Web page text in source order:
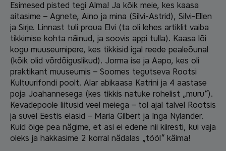
Esimesed pisted tegi Alma! Ja kõik meie, kes kaasa
aitasime – Agnete, Aino ja mina (Silvi-Astrid), Silvi-Ellen
ja Sirje. Linnast tuli proua Elvi (ta oli lehes artiklit vaiba
tikkimise kohta näinud, ja soovis appi tulla). Kaasa lõi
kogu muuseumipere, kes tikkisid igal reede pealeõunal
(kõik olid võrdõiguslikud). Jorma ise ja Aapo, kes oli
praktikant muuseumis – Soomes tegutseva Rootsi
Kultuurifondi poolt. Alar abikaasa Katrini ja 4 aastase
poja Joahannesega (kes tikkis natuke rohelist „muru“).
Kevadepoole liitusid veel meiega – tol ajal talvel Rootsis
ja suvel Eestis elasid – Maria Gilbert ja Inga Nylander.
Kuid õige pea nägime, et asi ei edene nii kiiresti, kui vaja
oleks ja hakkasime 2 korral nädalas „tööl“ käima!